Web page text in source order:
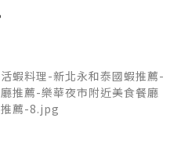
蝦料理-新北永和泰國蝦推薦-
推薦-樂華夜市附近美食餐廳
薦-8.jpg